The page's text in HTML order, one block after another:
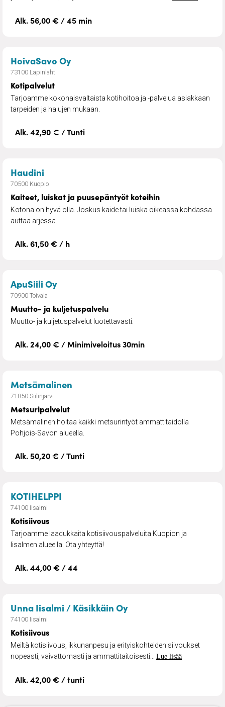
Alk. 56,00 € / 45 min
HoivaSavo Oy– Kotipalvelut
73100 Lapinlahti
Kotipalvelut
Tarjoamme kokonaisvaltaista kotihoitoa ja -palvelua asiakkaan
tarpeiden ja halujen mukaan.
Alk. 42,90 € / Tunti
Haudini
70500 Kuopio
Kaiteet, luiskat ja puusepäntyöt koteihin
Kotona on hyvä olla. Joskus kaide tai luiska oikeassa kohdassa
auttaa arjessa.
Alk. 61,50 € / h
ApuSiili Oy– Muutto- ja kuljetuspalvelu
70900 Toivala
Muutto- ja kuljetuspalvelu
Muutto- ja kuljetuspalvelut luotettavasti.
Alk. 24,00 € / Minimiveloitus 30min
Metsämalinen
71850 Siilinjärvi
Metsuripalvelut
Metsämalinen hoitaa kaikki metsurintyöt ammattitaidolla
Pohjois-Savon alueella.
Alk. 50,20 € / Tunti
KOTIHELPPI
74100 Iisalmi
Kotisiivous
Tarjoamme laadukkaita kotisiivouspalveluita Kuopion ja
Iisalmen alueella. Ota yhteyttä!
Alk. 44,00 € / 44
Unna Iisalmi / Käsikkäin Oy– Kotisiivous
74100 Iisalmi
Kotisiivous
Meiltä kotisiivous, ikkunanpesu ja erityiskohteiden siivoukset
nopeasti, vaivattomasti ja ammattitaitoisesti... Lue lisää
Alk. 42,00 € / tunti